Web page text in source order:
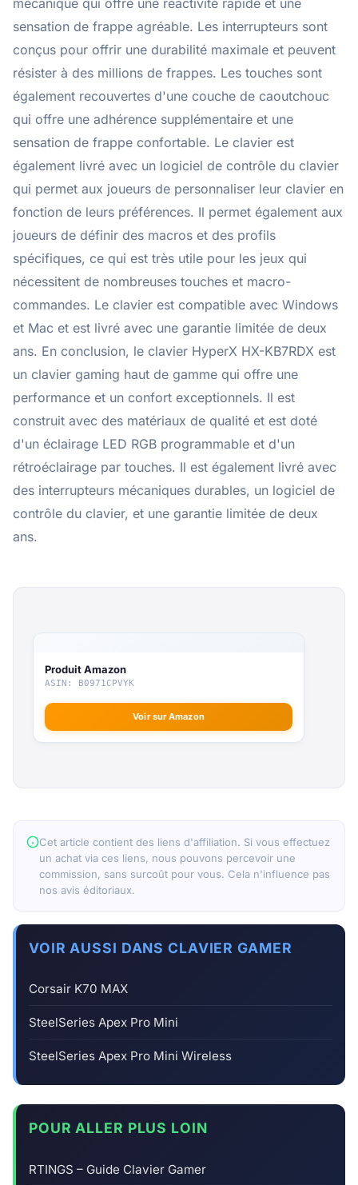
sensation de frappe agréable. Les interrupteurs sont
conçus pour offrir une durabilité maximale et peuvent
résister à des millions de frappes. Les touches sont
également recouvertes d'une couche de caoutchouc
qui offre une adhérence supplémentaire et une
sensation de frappe confortable. Le clavier est
également livré avec un logiciel de contrôle du clavier
qui permet aux joueurs de personnaliser leur clavier en
fonction de leurs préférences. Il permet également aux
joueurs de définir des macros et des profils
spécifiques, ce qui est très utile pour les jeux qui
nécessitent de nombreuses touches et macro-
commandes. Le clavier est compatible avec Windows
et Mac et est livré avec une garantie limitée de deux
ans. En conclusion, le clavier HyperX HX-KB7RDX est
un clavier gaming haut de gamme qui offre une
performance et un confort exceptionnels. Il est
construit avec des matériaux de qualité et est doté
d'un éclairage LED RGB programmable et d'un
rétroéclairage par touches. Il est également livré avec
des interrupteurs mécaniques durables, un logiciel de
contrôle du clavier, et une garantie limitée de deux
ans.
Produit Amazon
ASIN: B0971CPVYK
Voir sur Amazon
Cet article contient des liens d'affiliation. Si vous effectuez
un achat via ces liens, nous pouvons percevoir une
commission, sans surcoût pour vous. Cela n'influence pas
nos avis éditoriaux.
VOIR AUSSI DANS CLAVIER GAMER
Corsair K70 MAX
SteelSeries Apex Pro Mini
SteelSeries Apex Pro Mini Wireless
POUR ALLER PLUS LOIN
RTINGS – Guide Clavier Gamer